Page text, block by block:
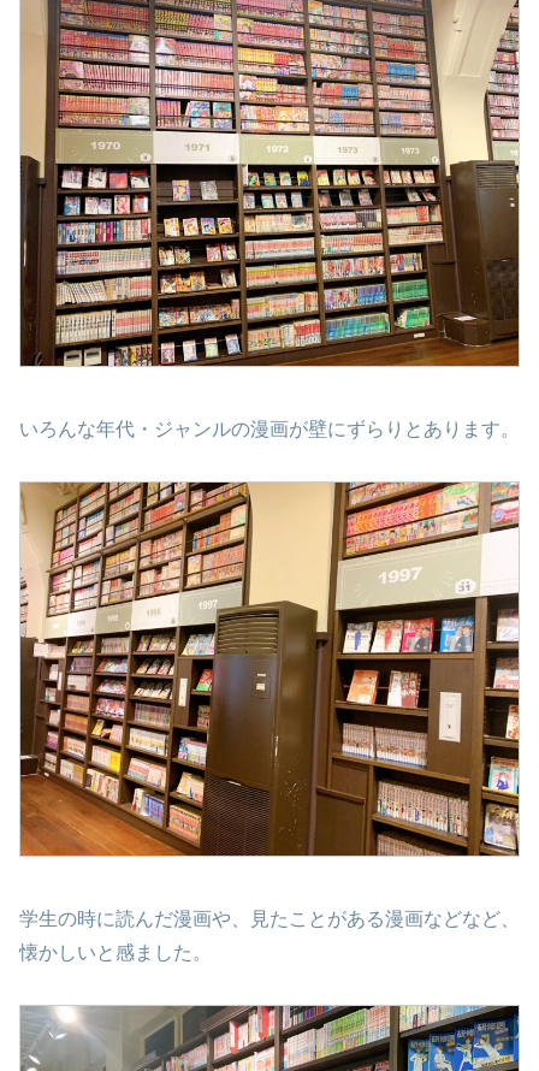
いろんな年代・ジャンルの漫画が壁にずらりとあります。
学生の時に読んだ漫画や、見たことがある漫画などなど、
懐かしいと感ました。